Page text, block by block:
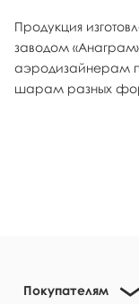
Продукция
заводом
аэродизайнерам
шарам разных
Покупателям